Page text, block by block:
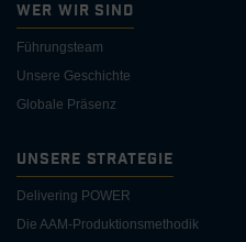
Wer wir sind
Führungsteam
Unsere Geschichte
Globale Präsenz
Unsere Strategie
Delivering POWER
Die AAM-Produktionsmethodik